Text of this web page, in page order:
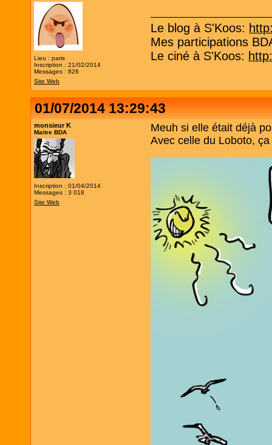
Lieu : paris
Inscription : 21/02/2014
Messages : 826
Site Web
Le blog à S'Koos:
Mes participations
Le ciné à S'Koos:
01/07/2014 13:29:43
monsieur K
Maitre BDA
Inscription : 01/04/2014
Messages : 3 018
Site Web
Meuh si elle était déjà
Avec celle du Loboto,